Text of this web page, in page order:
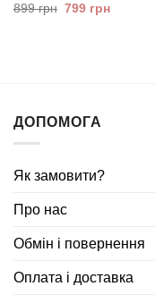
899грн Оригінальна
799грнПоточна
ДОПОМОГА
Як замовити?
Про нас
Обмін і повернення
Оплата і доставка